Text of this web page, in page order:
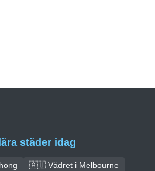
städer idag
🇦🇺 Vädret i Melbourne